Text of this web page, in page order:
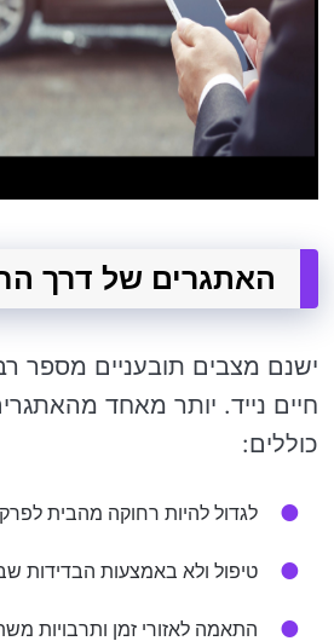
האתגרים של דרך
ישנם מצבים תובעניים מספר
חיים נייד. יותר מאחד
כוללים:
לגדול להיות רחוקה מהבית
טיפול ולא באמצעות הבדידות
התאמה לאזורי זמן ותרבויות